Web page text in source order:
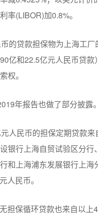
率(LIBOR)加0.8%。
的贷款担保物为上海工厂
亿和22.5亿元人民币贷款
权。
年报告也做了部分披露。
人民币的担保定期贷款来
银行上海自贸试验区分行
和上海浦东发展银行上海
人民币。
担保循环贷款也来自以上